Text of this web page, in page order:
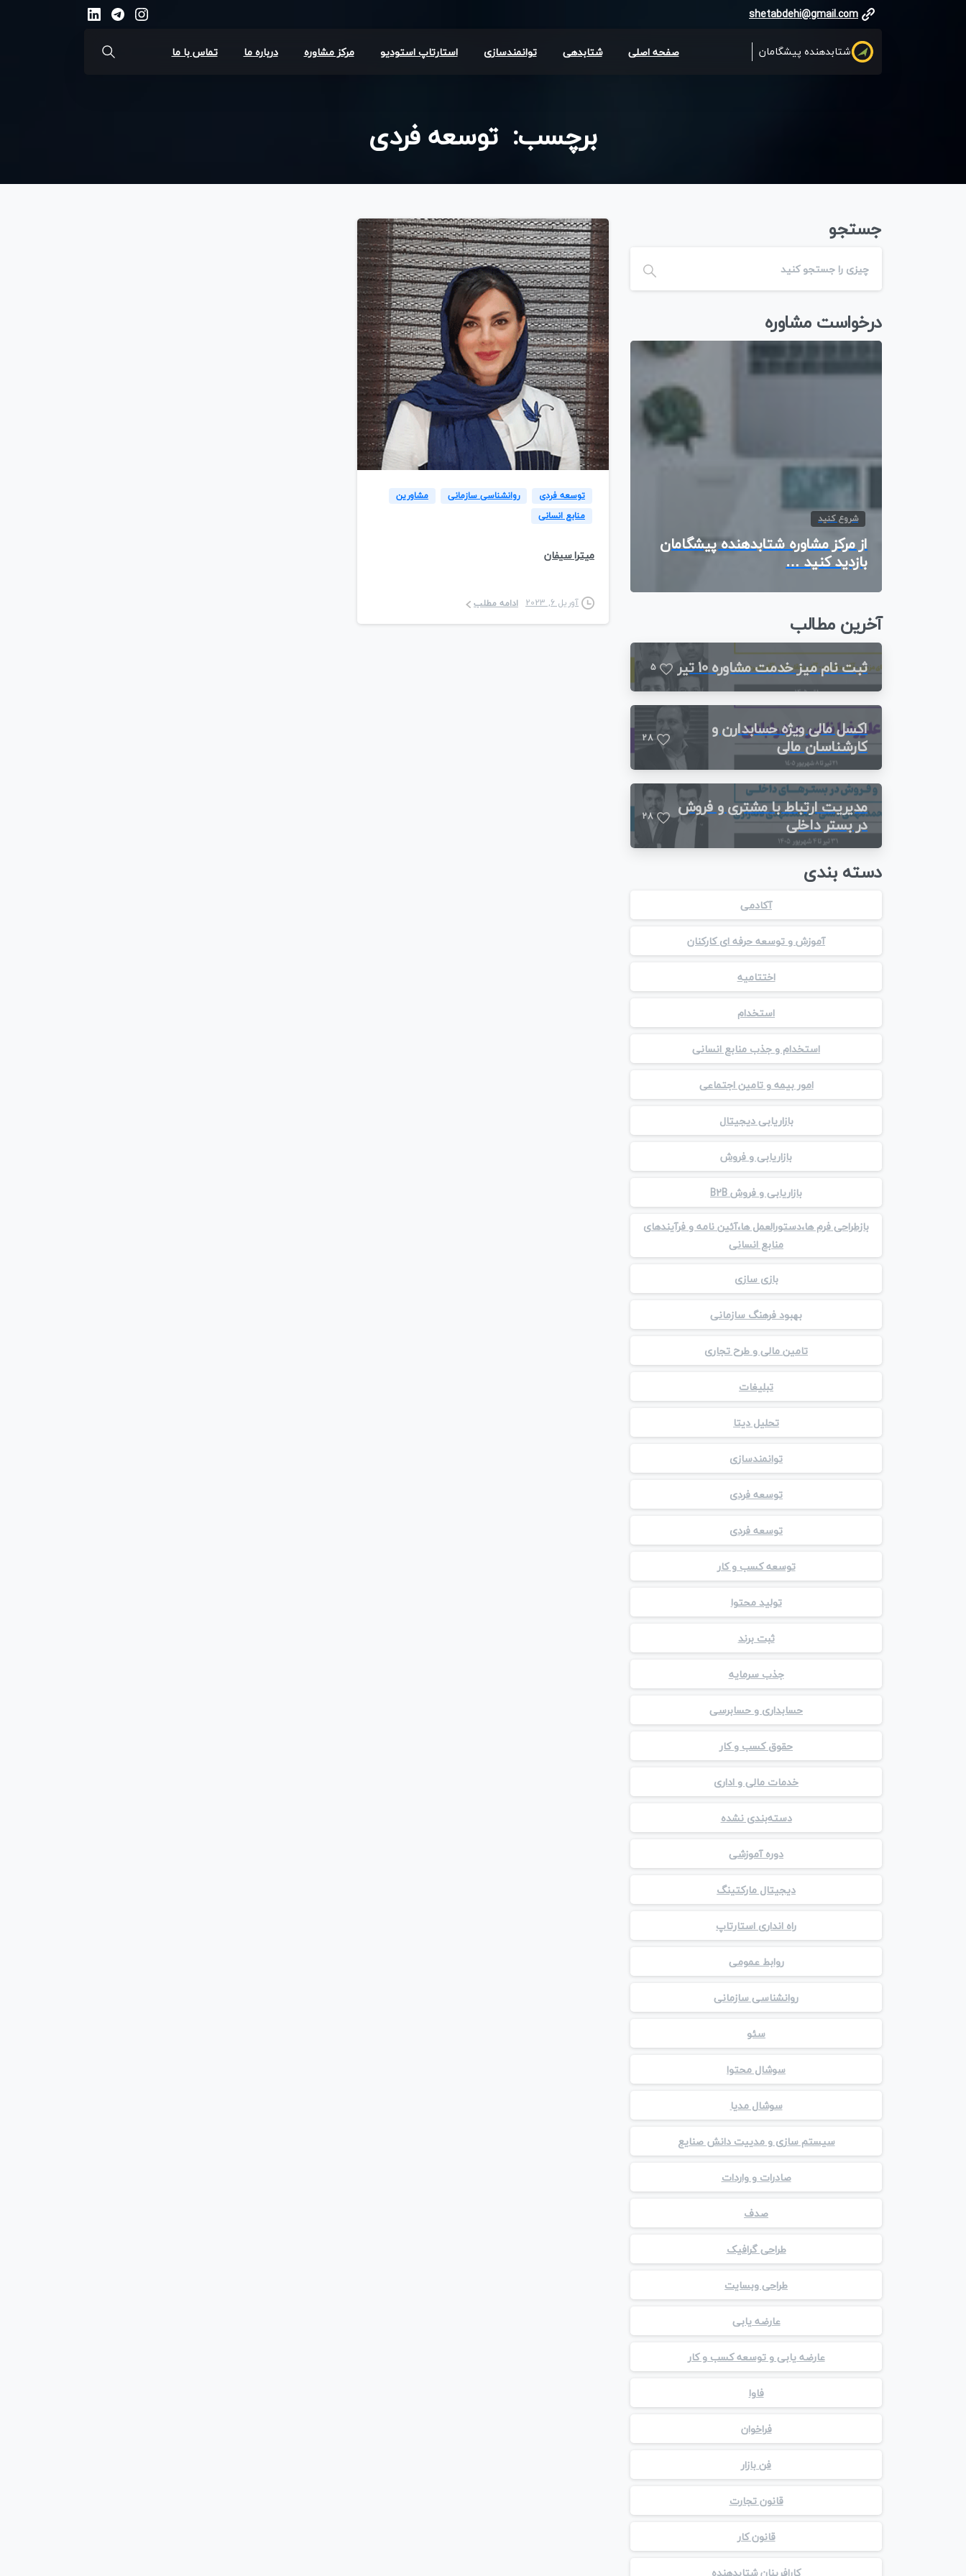
shetabdehi@gmail.com
شتابدهنده پیشگامان صفحه اصلی شتابدهی توانمندسازی استارتاپ استودیو مرکز مشاوره درباره ما تماس با ما جستجو
برچسب: توسعهفردی
جستجو
درخواست مشاوره
شروع کنید
از مرکز مشاوره شتابدهنده پیشگامان
بازدید کنید …
آخرین مطالب
ثبت نام میز خدمت مشاوره 10 تیر 5
اکسل مالی ویژه حسابدارن و
کارشناسان مالی 28
مدیریت ارتباط با مشتری و فروش
در بستر داخلی 28
دسته بندی
آکادمی
آموزش و توسعه حرفه ای کارکنان
اختتامیه
استخدام
استخدام و جذب منابع انسانی
امور بیمه و تامین اجتماعی
بازاریابی دیجیتال
بازاریابی و فروش
بازاریابی و فروش B2B
بازطراحی فرم ها،دستورالعمل ها،آئین نامه و فرآیندهای
منابع انسانی
بازی سازی
بهبود فرهنگ سازمانی
تامین مالی و طرح تجاری
تبلیغات
تحلیل دیتا
توانمندسازی
توسعه فردی
توسعه فردی
توسعه کسب و کار
تولید محتوا
ثبت برند
جذب سرمایه
حسابداری و حسابرسی
حقوق کسب و کار
خدمات مالی و اداری
دسته‌بندی نشده
دوره آموزشی
دیجیتال مارکتینگ
راه انداری استارتاپ
روابط عمومی
روانشناسی سازمانی
سئو
سوشال محتوا
سوشال مدیا
سیستم سازی و مدییت دانش صنایع
صادرات و واردات
صدف
طراحی گرافیک
طراحی وبسایت
عارضه یابی
عارضه یابی و توسعه کسب و کار
فاوا
فراخوان
فن بازار
قانون تجارت
قانون کار
4
توسعه فردی روانشناسی سازمانی
مشاورین
منابع انسانی
میترا سیفان
آوریل 6, 2023 ادامه مطلب